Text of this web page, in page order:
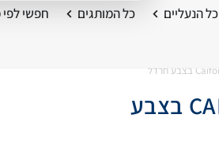
כל הנעליים כל המותגים חפשי
סנדלי פלטפורמה CAIFORNIA בצבע